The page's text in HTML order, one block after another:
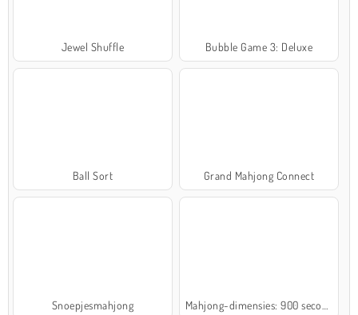
Jewel Shuffle Bubble Game 3: Deluxe
Ball Sort Grand Mahjong Connect
Snoepjesmahjong